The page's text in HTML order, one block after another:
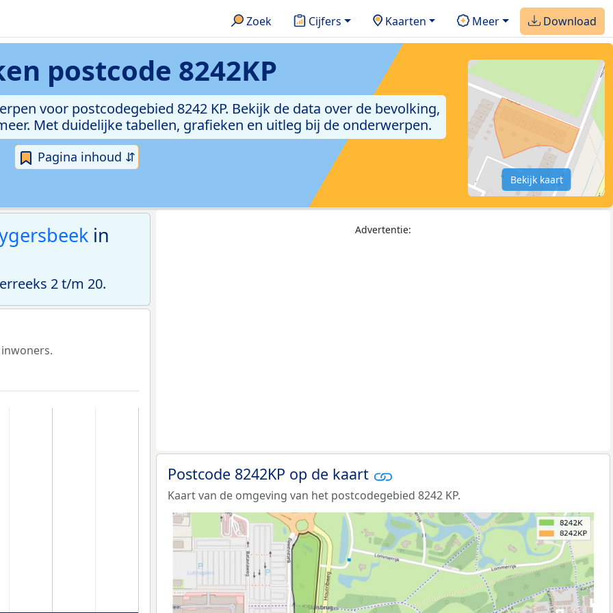
Zoek Cijfers Kaarten Meer Download
postcode 8242KP
voor postcodegebied 8242 KP. Bekijk de data over de bevolking,
Met duidelijke tabellen, grafieken en uitleg bij de onderwerpen.
Pagina inhoud ⇵
Bekijk kaart
in
2 t/m 20.
Advertentie:
Postcode 8242KP op de kaart
Kaart van de omgeving van het postcodegebied 8242 KP.